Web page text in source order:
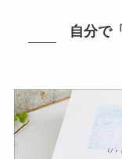
自分で